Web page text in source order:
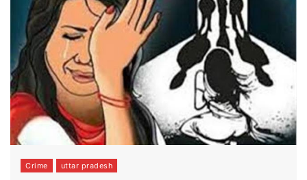
Crime uttar pradesh